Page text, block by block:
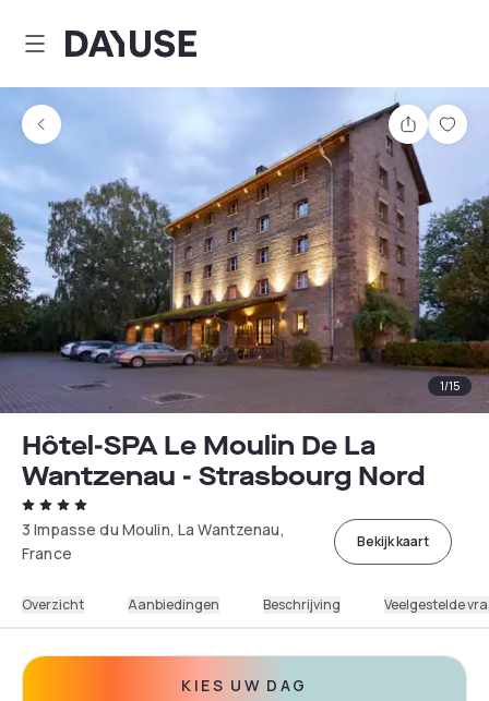
Dayuse
Delen
1/15
Hôtel-SPA Le Moulin De La
Wantzenau - Strasbourg Nord
3 Impasse du Moulin, La Wantzenau,
France
Bekijk kaart
Overzicht Aanbiedingen Beschrijving Veelgestelde
KIES UW DAG